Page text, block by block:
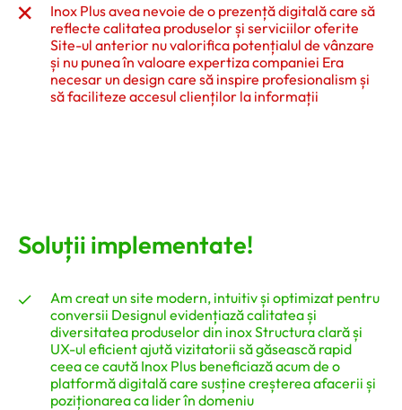
Inox Plus avea nevoie de o prezență digitală care să
reflecte calitatea produselor și serviciilor oferite
Site-ul anterior nu valorifica potențialul de vânzare
și nu punea în valoare expertiza companiei Era
necesar un design care să inspire profesionalism și
să faciliteze accesul clienților la informații
Soluții implementate!
Am creat un site modern, intuitiv și optimizat pentru
conversii Designul evidențiază calitatea și
diversitatea produselor din inox Structura clară și
UX-ul eficient ajută vizitatorii să găsească rapid
ceea ce caută Inox Plus beneficiază acum de o
platformă digitală care susține creșterea afacerii și
poziționarea ca lider în domeniu